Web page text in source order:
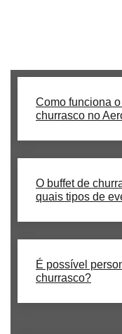
Como funciona
churrasco no
O buffet de
quais tipos de
É possível
churrasco?